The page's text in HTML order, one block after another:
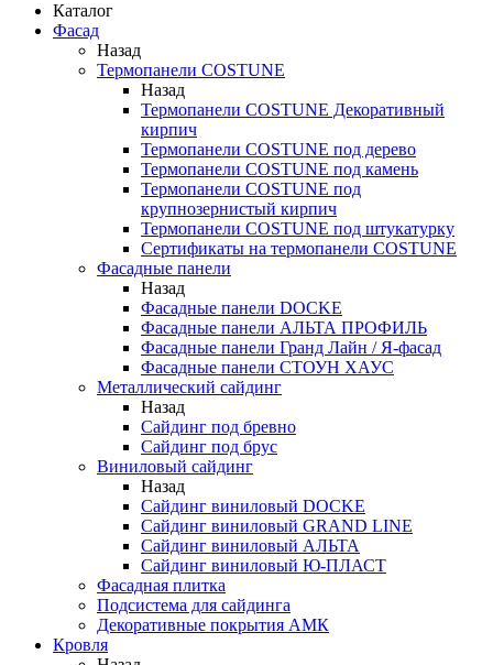
Каталог
Фасад
Назад
Термопанели COSTUNE
Назад
Термопанели COSTUNE Декоративный
кирпич
Термопанели COSTUNE под дерево
Термопанели COSTUNE под камень
Термопанели COSTUNE под
крупнозернистый кирпич
Термопанели COSTUNE под штукатурку
Сертификаты на термопанели COSTUNE
Фасадные панели
Назад
Фасадные панели DOCKE
Фасадные панели АЛЬТА ПРОФИЛЬ
Фасадные панели Гранд Лайн / Я-фасад
Фасадные панели СТОУН ХАУС
Металлический сайдинг
Назад
Сайдинг под бревно
Сайдинг под брус
Виниловый сайдинг
Назад
Сайдинг виниловый DOCKE
Сайдинг виниловый GRAND LINE
Сайдинг виниловый АЛЬТА
Сайдинг виниловый Ю-ПЛАСТ
Фасадная плитка
Подсистема для сайдинга
Декоративные покрытия АМК
Кровля